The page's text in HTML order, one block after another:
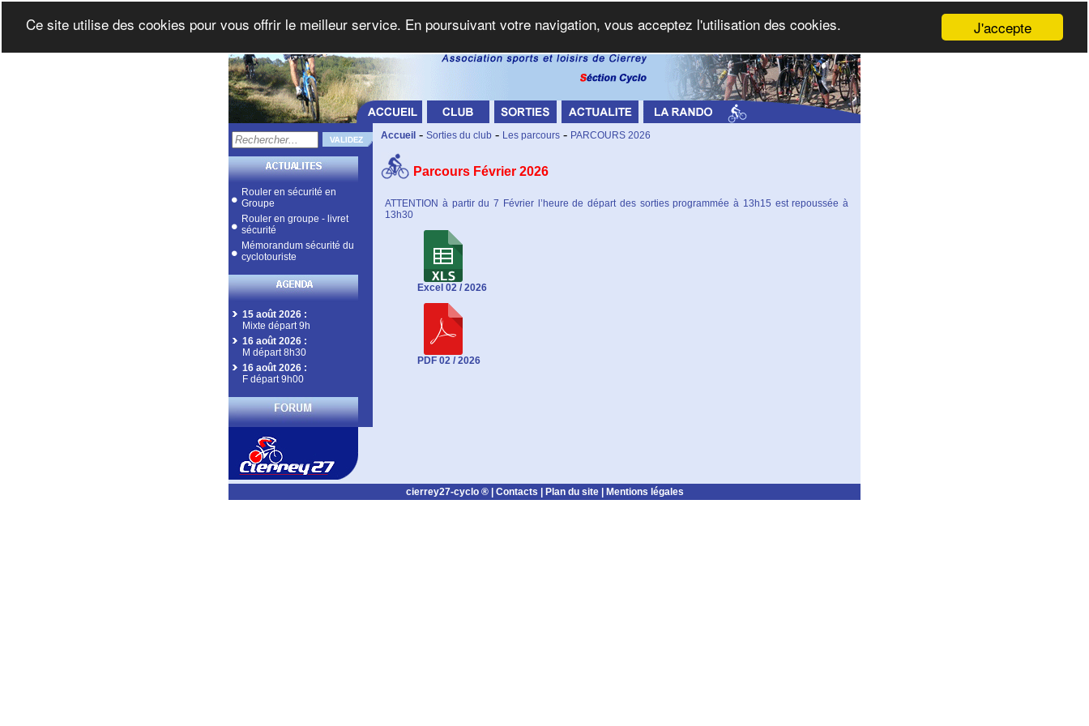
Rouler en sécurité en
Groupe
Rouler en groupe - livret
sécurité
Mémorandum sécurité du
cyclotouriste
15 août 2026 :
Mixte départ 9h
16 août 2026 :
M départ 8h30
16 août 2026 :
F départ 9h00
Accueil - Sorties du club - Les parcours - PARCOURS 2026
Parcours Février 2026
ATTENTION à partir du 7 Février l’heure de départ des sorties programmée à 13h15 est repoussée à
13h30
Excel 02 / 2026
PDF 02 / 2026
cierrey27-cyclo ® | Contacts Plan du site Mentions légales
J'accepte
Ce site utilise des cookies pour vous offrir le meilleur service. En poursuivant votre navigation, vous acceptez l'utilisation des cookies.